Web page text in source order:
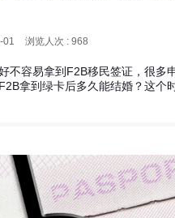
01 浏览人次 : 968
不容易拿到F2B移民签证，很多
拿到绿卡后多久能结婚？这个